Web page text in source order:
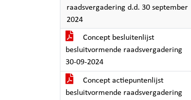
raadsvergadering d.d. 30 september
2024
Concept besluitenlijst
besluitvormende raadsvergadering
30-09-2024
Concept actiepuntenlijst
besluitvormende raadsvergadering